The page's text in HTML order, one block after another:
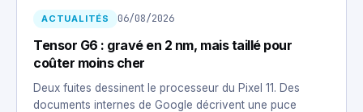
ACTUALITÉS 06/08/2026
Tensor G6 : gravé en 2 nm, mais taillé pour
coûter moins cher
Deux fuites dessinent le processeur du Pixel 11. Des
documents internes de Google décrivent une puce